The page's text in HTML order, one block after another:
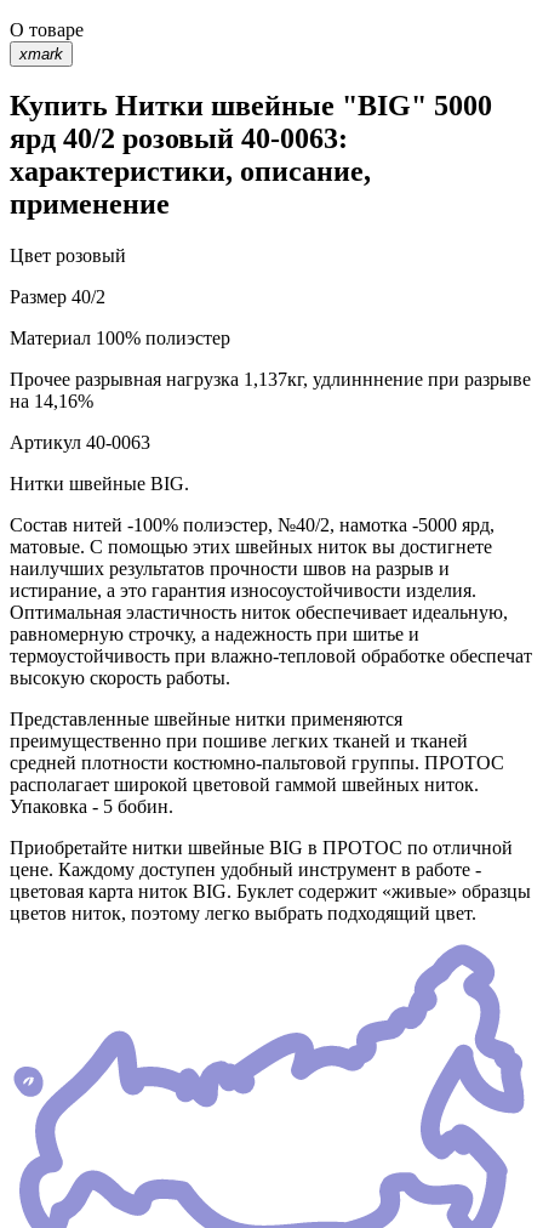
О товаре
xmark
Купить Нитки швейные "BIG" 5000
ярд 40/2 розовый 40-0063:
характеристики, описание,
применение
Цвет розовый
Размер 40/2
Материал 100% полиэстер
Прочее разрывная нагрузка 1,137кг, удлинннение при разрыве
на 14,16%
Артикул 40-0063
Нитки швейные BIG.
Состав нитей -100% полиэстер, №40/2, намотка -5000 ярд,
матовые. С помощью этих швейных ниток вы достигнете
наилучших результатов прочности швов на разрыв и
истирание, а это гарантия износоустойчивости изделия.
Оптимальная эластичность ниток обеспечивает идеальную,
равномерную строчку, а надежность при шитье и
термоустойчивость при влажно-тепловой обработке обеспечат
высокую скорость работы.
Представленные швейные нитки применяются
преимущественно при пошиве легких тканей и тканей
средней плотности костюмно-пальтовой группы. ПРОТОС
располагает широкой цветовой гаммой швейных ниток.
Упаковка - 5 бобин.
Приобретайте нитки швейные BIG в ПРОТОС по отличной
цене. Каждому доступен удобный инструмент в работе -
цветовая карта ниток BIG. Буклет содержит «живые» образцы
цветов ниток, поэтому легко выбрать подходящий цвет.